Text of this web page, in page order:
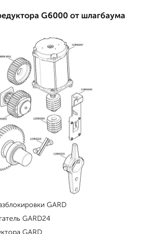
G6000 от шлагбаума
GARD
GARD24